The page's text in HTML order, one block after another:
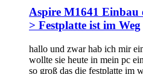
Aspire M1641 Einbau
> Festplatte ist im Weg
hallo und zwar hab ich mir
wollte sie heute in mein pc
so groß das die festplatte im